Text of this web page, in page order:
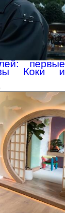
первые
Коки и